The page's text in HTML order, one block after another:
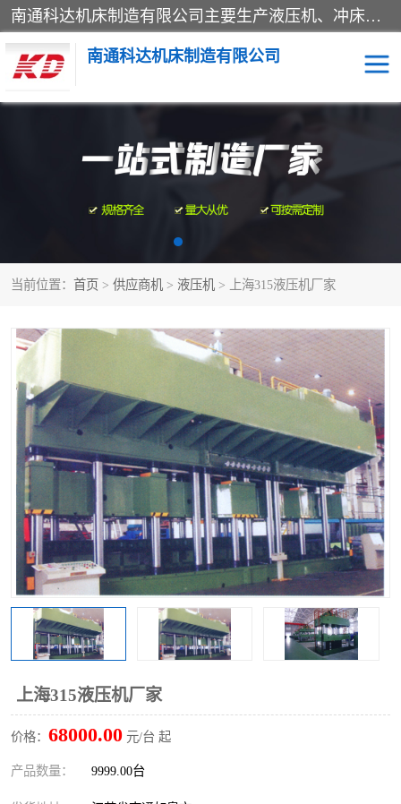
南通科达机床制造有限公司主要生产液压机、冲床、压力机等产品；本公司采用现代化企业的管理方法进行管理，立足于产品的质量管理，以优秀的品质、新颖的设计、合理的价格、完善的服务赢得广大客户的充分信赖和良好的口碑。领导层将运用科学管理方法及长期积累下来的经验和广泛领域吸取来新的技术不断调整产品结构，为市场提供精良的各类机械设备。企业将坚持与国内外各界朋友，真诚合作，共创辉煌。
南通科达机床制造有限公司
当前位置： 首页 > 供应商机 > 液压机 > 上海315液压机厂家
上海315液压机厂家
价格： 68000.00 元/台 起
产品数量： 9999.00台
四柱液压机 液压机
卷板机